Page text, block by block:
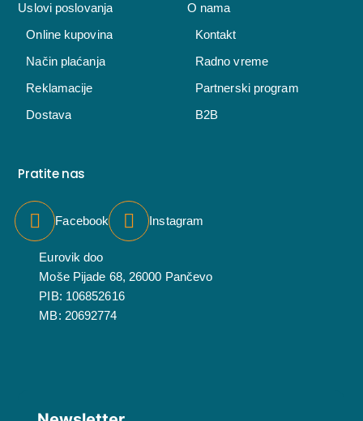
Uslovi poslovanja
Online kupovina
Način plaćanja
Reklamacije
Dostava
O nama
Kontakt
Radno vreme
Partnerski program
B2B
Pratite nas
Facebook Instagram
Eurovik doo
Moše Pijade 68, 26000 Pančevo
PIB: 106852616
MB: 20692774